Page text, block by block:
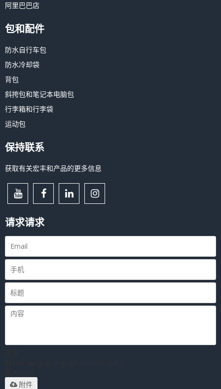
阿里巴巴店
包和配件
防水自行车包
防水冷却袋
背包
斜挎包和笔记本电脑包
行李箱和行李袋
运动包
保持联系
获取有关宏丰和产品的更多信息
请求请求
附件